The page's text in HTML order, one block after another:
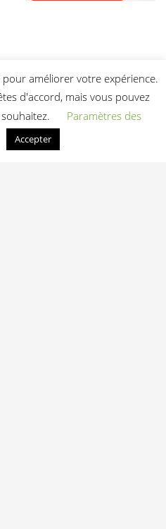
pour améliorer votre expérience.
d'accord, mais vous pouvez
Paramètres des
Accepter